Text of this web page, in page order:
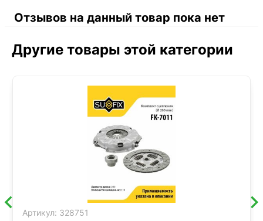
Отзывов на данный товар пока нет
Другие товары этой категории
Артикул: 328751